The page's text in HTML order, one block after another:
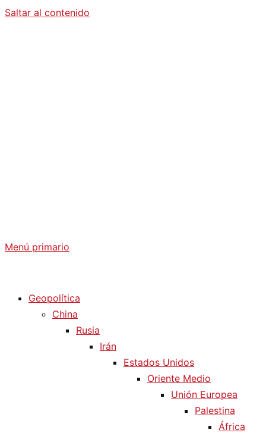
Saltar al contenido
Menú primario
Geopolítica
China
Rusia
Irán
Estados Unidos
Oriente Medio
Unión Europea
Palestina
África